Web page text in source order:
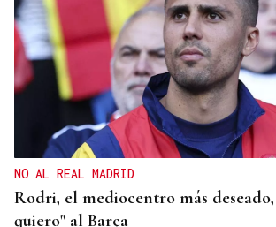
NO AL REAL MADRID
Rodri, el mediocentro más
quiero" al Barça